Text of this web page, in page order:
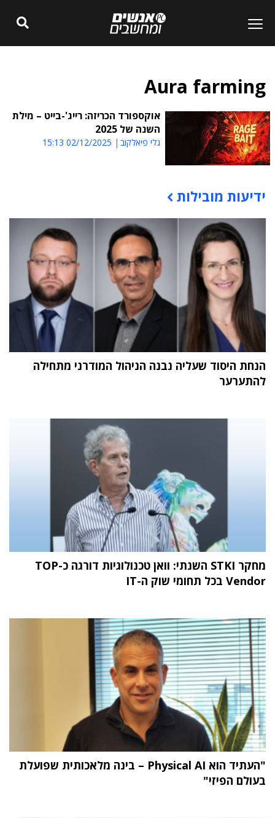
Aura farming
אוקספורד הכריזה: רייג'-בייט – מילת
השנה של 2025
גלי פיאלקוב 02/12/2025 15:13
תוכן פרסומי
ידיעות מובילות
הנחת היסוד שעליה נבנה הניהול המודרני מתחילה
להתערער
מחקר STKI השנתי: וואן טכנולוגיות דורגה כ-TOP
Vendor בכל תחומי שוק ה-IT
"העתיד הוא Physical AI – בינה מלאכותית שפועלת
בעולם הפיזי"